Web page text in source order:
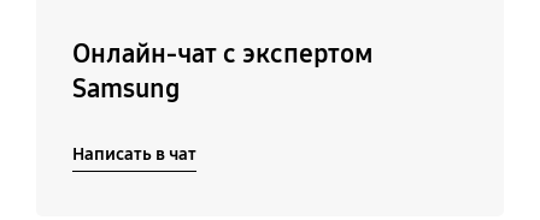
Онлайн-чат с экспертом
Samsung
Написать в чат